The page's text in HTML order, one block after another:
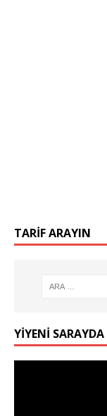
TARIF ARAYIN
YIYENI SARAYDA